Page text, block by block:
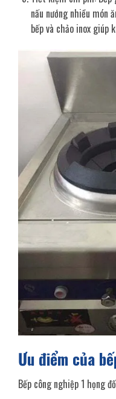
nấu nướng nhiều món
bếp và chảo inox
Ưu điểm của
Bếp công nghiệp 1 họng